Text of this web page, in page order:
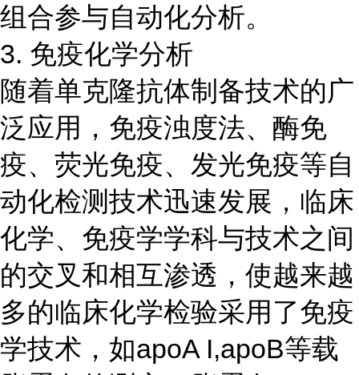
组合参与自动化分析。
3. 免疫化学分析
随着单克隆抗体制备技术的广
泛应用，免疫浊度法、酶免
疫、荧光免疫、发光免疫等自
动化检测技术迅速发展，临床
化学、免疫学学科与技术之间
的交叉和相互渗透，使越来越
多的临床化学检验采用了免疫
学技术，如apoA I,apoB等载